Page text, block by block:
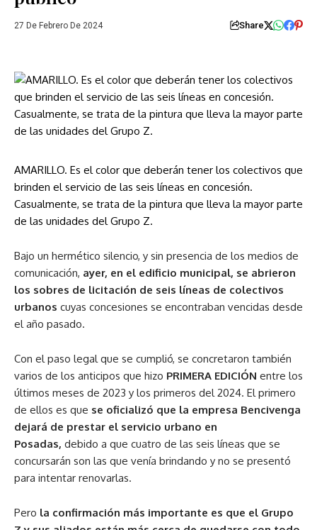
27 De Febrero De 2024 Share
AMARILLO. Es el color que deberán tener los colectivos que
brinden el servicio de las seis líneas en concesión.
Casualmente, se trata de la pintura que lleva la mayor parte
de las unidades del Grupo Z.
Bajo un hermético silencio, y sin presencia de los medios de
comunicación, ayer, en el edificio municipal, se abrieron
los sobres de licitación de seis líneas de colectivos
urbanos cuyas concesiones se encontraban vencidas desde
el año pasado.
Con el paso legal que se cumplió, se concretaron también
varios de los anticipos que hizo PRIMERA EDICIÓN entre los
últimos meses de 2023 y los primeros del 2024. El primero
de ellos es que se oficializó que la empresa Bencivenga
dejará de prestar el servicio urbano en
Posadas, debido a que cuatro de las seis líneas que se
concursarán son las que venía brindando y no se presentó
para intentar renovarlas.
Pero la confirmación más importante es que el Grupo